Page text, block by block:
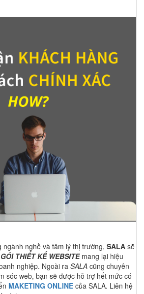
nghề và tâm lý thị trường, SALA sẽ
GÓI THIẾT KẾ WEBSITE mang lại hiệu
nghiệp. Ngoài ra SALA cũng chuyên
sóc web, bạn sẽ được hỗ trợ hết mức có
MAKETING ONLINE của SALA. Liên hệ